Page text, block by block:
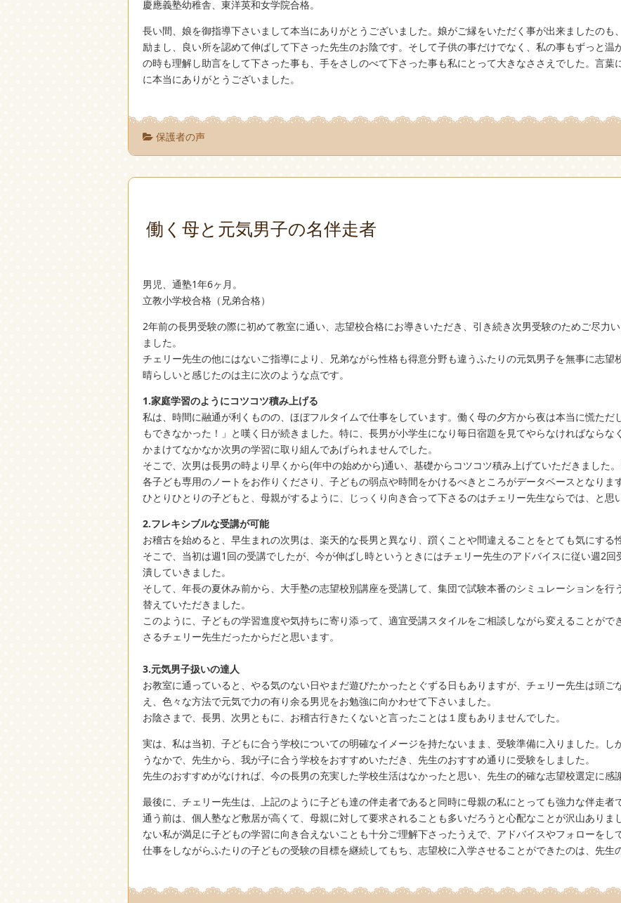
慶應義塾幼稚舎、東洋英和女学院合格。
長い間、娘を御指導下さいまして本当にありがとうございました。娘がご縁をいただく事が出来ましたのも
励まし、良い所を認めて伸ばして下さった先生のお陰です。そして子供の事だけでなく、私の事もずっと
の時も理解し助言をして下さった事も、手をさしのべて下さった事も私にとって大きなささえでした。言葉
に本当にありがとうございました。
保護者の声
働く母と元気男子の名伴走者
男児、通塾1年6ヶ月。
立教小学校合格（兄弟合格）
2年前の長男受験の際に初めて教室に通い、志望校合格にお導きいただき、引き続き次男受験のためご尽力
ました。
チェリー先生の他にはないご指導により、兄弟ながら性格も得意分野も違うふたりの元気男子を無事に志
晴らしいと感じたのは主に次のような点です。
1.家庭学習のようにコツコツ積み上げる
私は、時間に融通が利くものの、ほぼフルタイムで仕事をしています。働く母の夕方から夜は本当に慌ただ
もできなかった！」と嘆く日が続きました。特に、長男が小学生になり毎日宿題を見てやらなければなら
かまけてなかなか次男の学習に取り組んであげられませんでした。
そこで、次男は長男の時より早くから(年中の始めから)通い、基礎からコツコツ積み上げていただきました
各子ども専用のノートをお作りくださり、子どもの弱点や時間をかけるべきところがデータベースとなります
ひとりひとりの子どもと、母親がするように、じっくり向き合って下さるのはチェリー先生ならでは、と思
2.フレキシブルな受講が可能
お稽古を始めると、早生まれの次男は、楽天的な長男と異なり、躓くことや間違えることをとても気にする
そこで、当初は週1回の受講でしたが、今が伸ばし時というときにはチェリー先生のアドバイスに従い週2
潰していきました。
そして、年長の夏休み前から、大手塾の志望校別講座を受講して、集団で試験本番のシミュレーションを行
替えていただきました。
このように、子どもの学習進度や気持ちに寄り添って、適宜受講スタイルをご相談しながら変えることが
さるチェリー先生だったからだと思います。
3.元気男子扱いの達人
お教室に通っていると、やる気のない日やまだ遊びたかったとぐずる日もありますが、チェリー先生は頭
え、色々な方法で元気で力の有り余る男児をお勉強に向かわせて下さいました。
お陰さまで、長男、次男ともに、お稽古行きたくないと言ったことは１度もありませんでした。
実は、私は当初、子どもに合う学校についての明確なイメージを持たないまま、受験準備に入りました。し
うなかで、先生から、我が子に合う学校をおすすめいただき、先生のおすすめ通りに受験をしました。
先生のおすすめがなければ、今の長男の充実した学校生活はなかったと思い、先生の的確な志望校選定に感
最後に、チェリー先生は、上記のように子ども達の伴走者であると同時に母親の私にとっても強力な伴走者
通う前は、個人塾など敷居が高くて、母親に対して要求されることも多いだろうと心配なことが沢山あり
ない私が満足に子どもの学習に向き合えないことも十分ご理解下さったうえで、アドバイスやフォローをし
仕事をしながらふたりの子どもの受験の目標を継続してもち、志望校に入学させることができたのは、先生